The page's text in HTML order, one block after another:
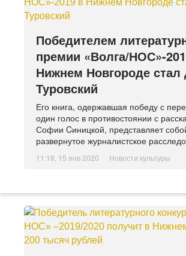
Победителем
премии «Волга/НОС»-
Нижнем Новгороде стал
Туровский
Его книга, одержавшая победу с
один голос в противостоянии с
Софии Cиницкой, представляет
развернутое журналистское
11:18, 15 янв 2020 Новости культуры